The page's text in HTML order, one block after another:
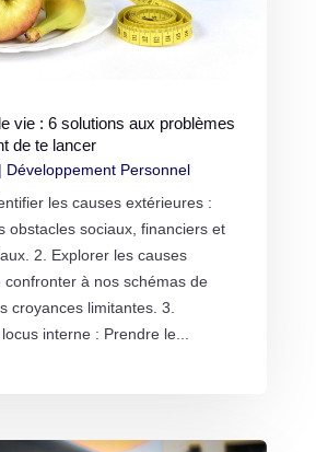
vie : 6 solutions aux problèmes
de te lancer
Développement Personnel
les causes extérieures :
obstacles sociaux, financiers et
2. Explorer les causes
confronter à nos schémas de
croyances limitantes. 3.
interne : Prendre le...